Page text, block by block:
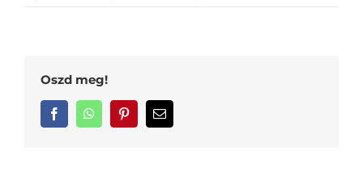
Oszd meg!
FacebookWhatsAppPinterestEmail: